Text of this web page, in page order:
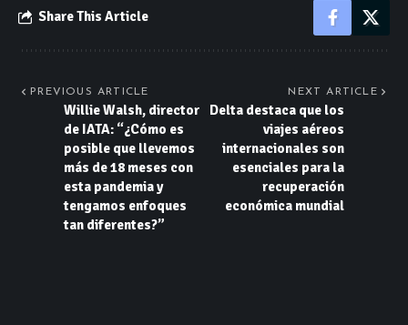
Share This Article
PREVIOUS ARTICLE
Willie Walsh, director
de IATA: “¿Cómo es
posible que llevemos
más de 18 meses con
esta pandemia y
tengamos enfoques
tan diferentes?”
NEXT ARTICLE
Delta destaca que los
viajes aéreos
internacionales son
esenciales para la
recuperación
económica mundial